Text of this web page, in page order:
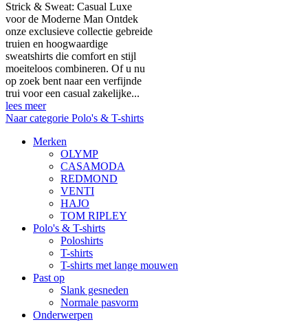
Strick & Sweat: Casual Luxe
voor de Moderne Man Ontdek
onze exclusieve collectie gebreide
truien en hoogwaardige
sweatshirts die comfort en stijl
moeiteloos combineren. Of u nu
op zoek bent naar een verfijnde
trui voor een casual zakelijke...
lees meer
Naar categorie Polo's & T-shirts
Merken
OLYMP
CASAMODA
REDMOND
VENTI
HAJO
TOM RIPLEY
Polo's & T-shirts
Poloshirts
T-shirts
T-shirts met lange mouwen
Past op
Slank gesneden
Normale pasvorm
Onderwerpen